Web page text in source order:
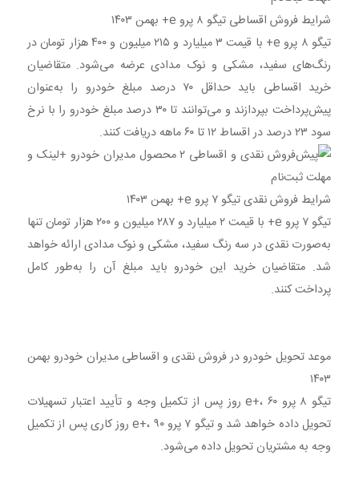
شرایط فروش اقساطی تیگو ۸ پرو e+ بهمن ۱۴۰۳
تیگو ۸ پرو e+ با قیمت ۳ میلیارد و ۲۱۵ میلیون و ۴۰۰ هزار تومان در
رنگ‌های سفید، مشکی و نوک مدادی عرضه می‌شود. متقاضیان
خرید اقساطی باید حداقل ۷۰ درصد مبلغ خودرو را به‌عنوان
پیش‌پرداخت بپردازند و می‌توانند تا ۳۰ درصد مبلغ خودرو را با نرخ
سود ۲۳ درصد در اقساط ۱۲ تا ۶۰ ماهه دریافت کنند.
شرایط فروش نقدی تیگو ۷ پرو e+ بهمن ۱۴۰۳
تیگو ۷ پرو e+ با قیمت ۲ میلیارد و ۲۸۷ میلیون و ۲۰۰ هزار تومان تنها
به‌صورت نقدی در سه رنگ سفید، مشکی و نوک مدادی ارائه خواهد
شد. متقاضیان خرید این خودرو باید مبلغ آن را به‌طور کامل
پرداخت کنند.
موعد تحویل خودرو در فروش نقدی و اقساطی مدیران خودرو بهمن
۱۴۰۳
تیگو ۸ پرو e+، ۶۰ روز پس از تکمیل وجه و تأیید اعتبار تسهیلات
تحویل داده خواهد شد و تیگو ۷ پرو e+، ۹۰ روز کاری پس از تکمیل
وجه به مشتریان تحویل داده می‌شود.